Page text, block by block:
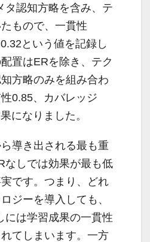
タ認知方略を含み、テ
もので、一貫性
という値を記録し
置はERを除き、テク
方略のみを組み合わ
0.85、カバレッジ
になりました。
導き出される最も重
なしでは効果が最も低
です。つまり、どれ
ジーを導入しても、
には学習成果の一貫性
てしまいます。一方